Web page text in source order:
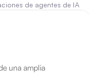
de agentes de IA
una amplia